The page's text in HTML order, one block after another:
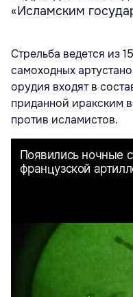
«Исламским
Стрельба ведется из
самоходных
орудия входят в
приданной иракским
против исламистов.